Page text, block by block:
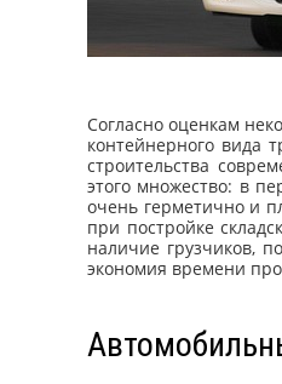
Согласно оценкам
контейнерного вида
строительства
этого множество: в
очень герметично и
при постройке
наличие грузчиков,
экономия времени